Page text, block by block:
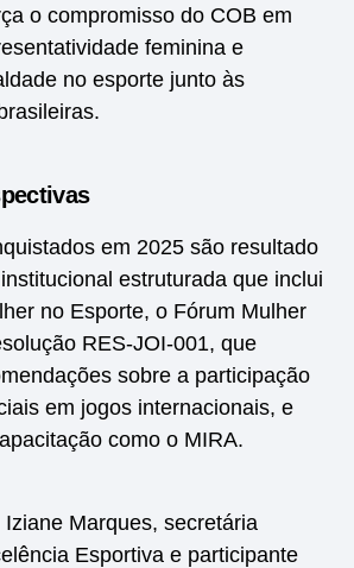
o compromisso do COB em
feminina e
no esporte junto às
em 2025 são resultado
estruturada que inclui
no Esporte, o Fórum Mulher
RES-JOI-001, que
sobre a participação
em jogos internacionais, e
como o MIRA.
Marques, secretária
Esportiva e participante